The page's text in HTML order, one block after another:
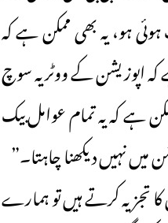
ہو، یہ بھی ممکن ہے کہ
کہ اپوزیشن کے ووٹر یہ سوچ
ہے کہ یہ تمام عوامل بیک
نہیں دیکھنا چاہتا۔”
تجزیہ کرتے ہیں تو ہمارے